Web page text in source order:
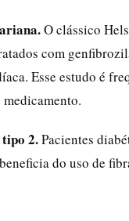
O clássico
com
Esse estudo é
2.Pacientes
do uso de